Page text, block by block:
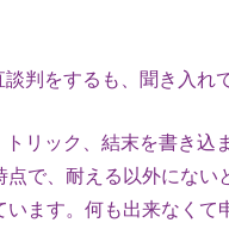
判をするも、聞き入れ
リック、結末を書き込
で、耐える以外にない
ます。何も出来なくて